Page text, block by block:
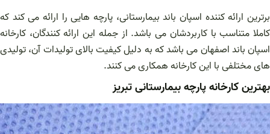
برترین ارائه کننده اسپان باند بیمارستانی، پارچه هایی را ارائه می کند که
کاملا متناسب با کاربردشان می باشد. از جمله این ارائه کنندگان، کارخانه
اسپان باند اصفهان می باشد که به دلیل کیفیت بالای تولیدات آن، تولیدی
های مختلفی با این کارخانه همکاری می کنند.
بهترین کارخانه پارچه بیمارستانی تبریز